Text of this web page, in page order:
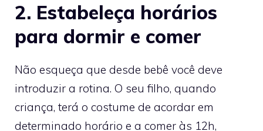
2. Estabeleça horários
para dormir e comer
Não esqueça que desde bebê você deve
introduzir a rotina. O seu filho, quando
criança, terá o costume de acordar em
determinado horário e a comer às 12h,